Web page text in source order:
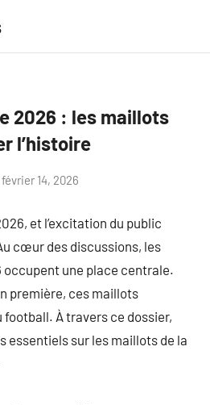
2026 : les maillots
l’histoire
février 14, 2026
et l’excitation du public
cœur des discussions, les
une place centrale.
première, ces maillots
À travers ce dossier,
essentiels sur les maillots de la